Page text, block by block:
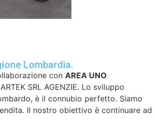
Lombardia.
con AREA UNO
SRL AGENZIE. Lo sviluppo
è il connubio perfetto. Siamo
Il nostro obiettivo è continuare ad